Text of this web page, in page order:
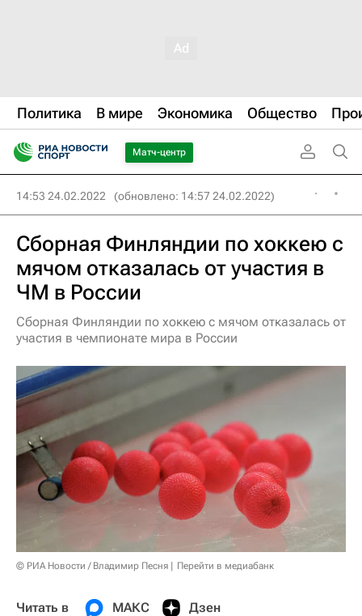
Политика В мире Экономика Общество
Матч-центр
14:53 24.02.2022 (обновлено: 14:57 24.02.2022)
Сборная Финляндии по хоккею с
мячом отказалась от участия в
ЧМ в России
Сборная Финляндии по хоккею с мячом отказалась от
участия в чемпионате мира в России
© РИА Новости / Владимир Песня Перейти в медиабанк
Читать в МАКС Дзен